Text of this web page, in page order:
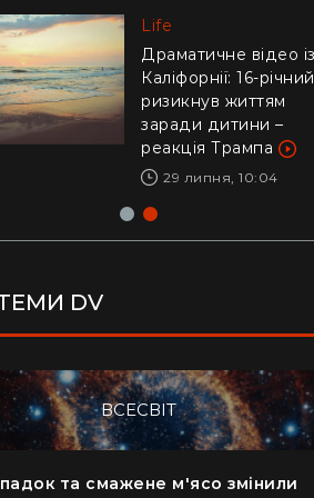
"Це було дуже
стрьомно": українка
відверто пояснила,
чому покинула
заради Азії
28 липня, 17:04
Life
Драматичне відео із
Каліфорнії: 16-річний
ризикнув життям
заради дитини –
реакція Трампа
29 липня, 10:04
DV
ВСЕСВІТ
та смажене м'ясо змінили